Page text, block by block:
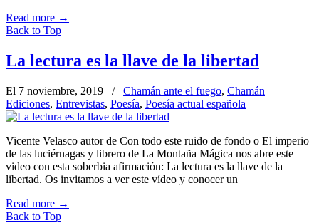
Read more →
Back to Top
La lectura es la llave de la libertad
El 7 noviembre, 2019 / Chamán ante el fuego, Chamán
Ediciones, Entrevistas, Poesía, Poesía actual española
Vicente Velasco autor de Con todo este ruido de fondo o El imperio
de las luciérnagas y librero de La Montaña Mágica nos abre este
video con esta soberbia afirmación: La lectura es la llave de la
libertad. Os invitamos a ver este vídeo y conocer un
Read more →
Back to Top